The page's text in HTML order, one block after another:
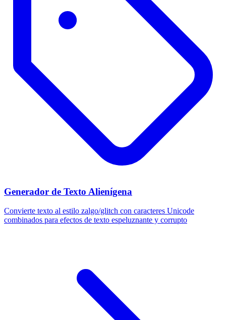
Generador de Texto Alienígena
Convierte texto al estilo zalgo/glitch con caracteres Unicode
combinados para efectos de texto espeluznante y corrupto